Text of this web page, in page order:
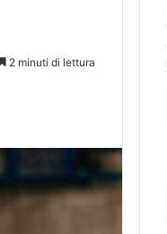
2 minuti di lettura